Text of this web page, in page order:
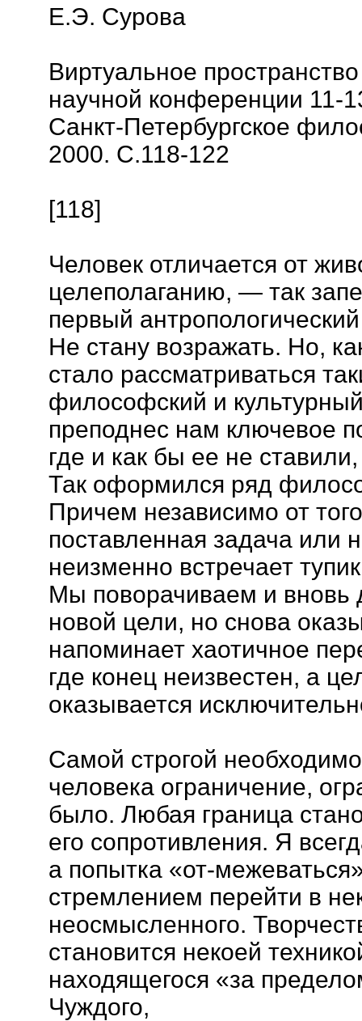
Е.Э. Сурова
Виртуальное
научной конференции 11-
Санкт-Петербургское
2000. С.118-122
[118]
Человек отличается от
целеполаганию, — так
первый
Не стану возражать. Но,
стало рассматриваться
философский и
преподнес нам ключевое
где и как бы ее не
Так оформился ряд
Причем независимо от
поставленная задача или
неизменно встречает
Мы поворачиваем и вновь
новой цели, но снова
напоминает хаотичное
где конец неизвестен, а
оказывается
Самой строгой
человека ограничение,
было. Любая граница
его сопротивления. Я
а попытка «от-
стремлением перейти в
неосмысленного.
становится некоей
находящегося «за
Чуждого,